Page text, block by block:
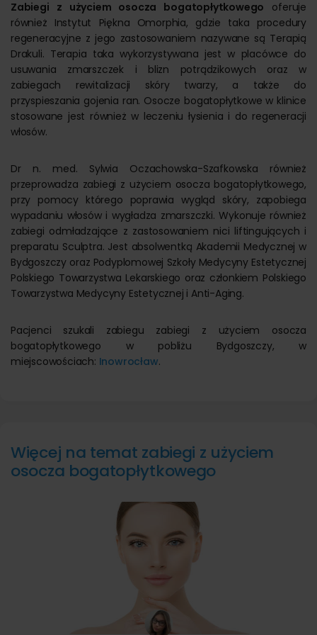
Zabiegi z użyciem osocza bogatopłytkowego oferuje
również Instytut Piękna Omorphia, gdzie taka procedury
regeneracyjne z jego zastosowaniem nazywane są Terapią
Drakuli. Terapia taka wykorzystywana jest w placówce do
usuwania zmarszczek i blizn potrądzikowych oraz w
zabiegach rewitalizacji skóry twarzy, a także do
przyspieszania gojenia ran. Osocze bogatopłytkowe w klinice
stosowane jest również w leczeniu łysienia i do regeneracji
włosów.
Dr n. med. Sylwia Oczachowska-Szafkowska również
przeprowadza zabiegi z użyciem osocza bogatopłytkowego,
przy pomocy którego poprawia wygląd skóry, zapobiega
wypadaniu włosów i wygładza zmarszczki. Wykonuje również
zabiegi odmładzające z zastosowaniem nici liftingujących i
preparatu Sculptra. Jest absolwentką Akademii Medycznej w
Bydgoszczy oraz Podyplomowej Szkoły Medycyny Estetycznej
Polskiego Towarzystwa Lekarskiego oraz członkiem Polskiego
Towarzystwa Medycyny Estetycznej i Anti-Aging.
Pacjenci szukali zabiegu zabiegi z użyciem osocza
bogatopłytkowego w pobliżu Bydgoszczy, w
miejscowościach: Inowrocław.
Więcej na temat zabiegi z użyciem
osocza bogatopłytkowego